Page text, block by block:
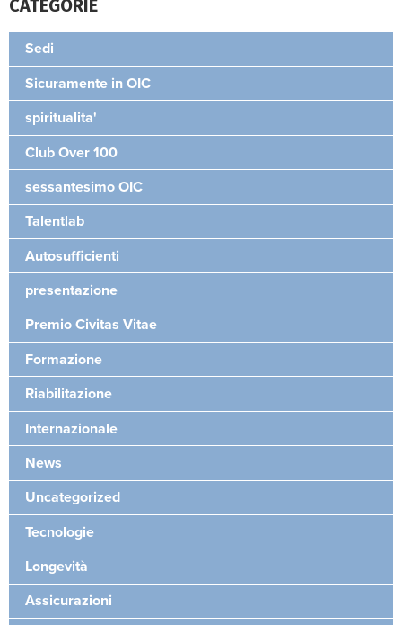
CATEGORIE
Sedi
Sicuramente in OIC
spiritualita'
Club Over 100
sessantesimo OIC
Talentlab
Autosufficienti
presentazione
Premio Civitas Vitae
Formazione
Riabilitazione
Internazionale
News
Uncategorized
Tecnologie
Longevità
Assicurazioni